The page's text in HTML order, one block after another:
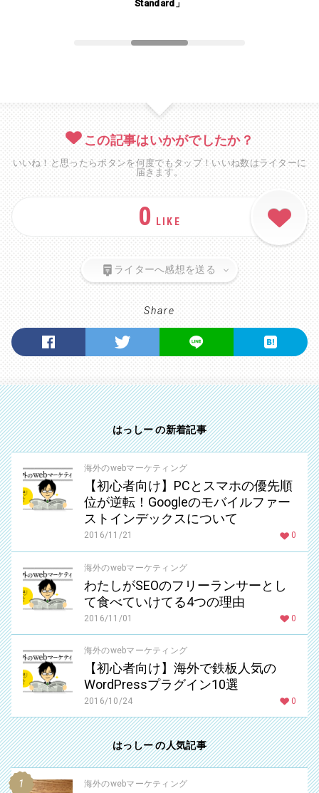
Standard」
この記事はいかがでしたか？
いいね！と思ったらボタンを何度でもタップ！いいね数はライターに
届きます。
0 LIKE
ライターへ感想を送る
Share
はっしー の新着記事
海外のwebマーケティング
【初心者向け】PCとスマホの優先順
位が逆転！Googleのモバイルファー
ストインデックスについて
2016/11/21 0
海外のwebマーケティング
わたしがSEOのフリーランサーとし
て食べていけてる4つの理由
2016/11/01 0
海外のwebマーケティング
【初心者向け】海外で鉄板人気の
WordPressプラグイン10選
2016/10/24 0
はっしー の人気記事
海外のwebマーケティング